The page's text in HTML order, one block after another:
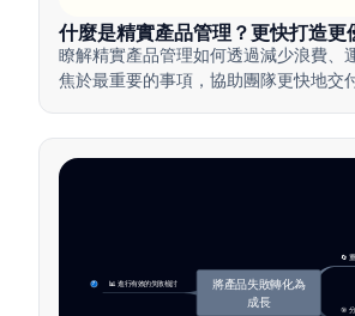
什麼是精實產品管理？更快打造更
瞭解精實產品管理如何透過減少浪費、
焦於最重要的事項，協助團隊更快地交
🔄
📊 進行有效的失敗檢討
7
🎯
將產品失敗轉化為
成長